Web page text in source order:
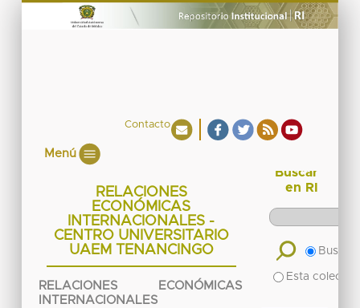
Contacto
Menú
RELACIONES
ECONÓMICAS
INTERNACIONALES -
CENTRO UNIVERSITARIO
UAEM TENANCINGO
RELACIONES ECONÓMICAS
INTERNACIONALES
Buscar
en RI
Buscar
Esta